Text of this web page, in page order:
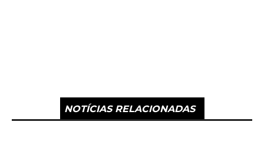
NOTÍCIAS RELACIONADAS